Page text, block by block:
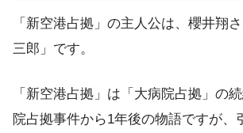
「新空港占拠」の主人公は、櫻井翔
三郎」です。
「新空港占拠」は「大病院占拠」の
院占拠事件から1年後の物語ですが、